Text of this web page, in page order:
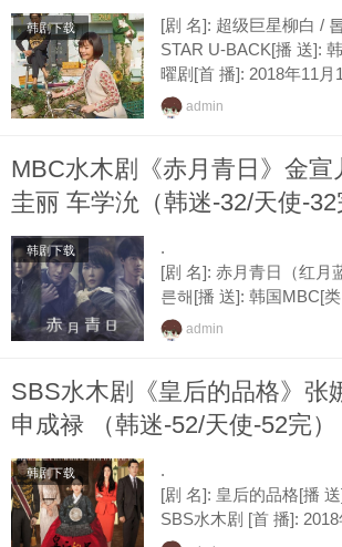
韩剧下载
[剧 名]: 超级巨星柳白 /
STAR U-BACK[播 送]:
曜剧[首 播]: 2018年11月
晚间11点播放一集 [接 档
admin
MBC水木剧《赤月青日》金宣
圭丽 车学沇（韩迷-32/天使-32
韩剧下载
.
[剧 名]: 赤月青日（红月
른해[播 送]: 韩国MBC[
[首 播]: 2018年11月21
晚间10点各播放一集[接
admin
SBS水木剧《皇后的品格》张
申成禄 （韩迷-52/天使-52完）
韩剧下载
.
[剧 名]: 皇后的品格[播
SBS水木剧 [首 播]:
每周三、四晚间10点各